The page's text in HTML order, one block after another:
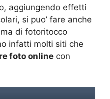
aggiungendo effetti
si puo’ fare anche
di fotoritocco
infatti molti siti che
foto online con